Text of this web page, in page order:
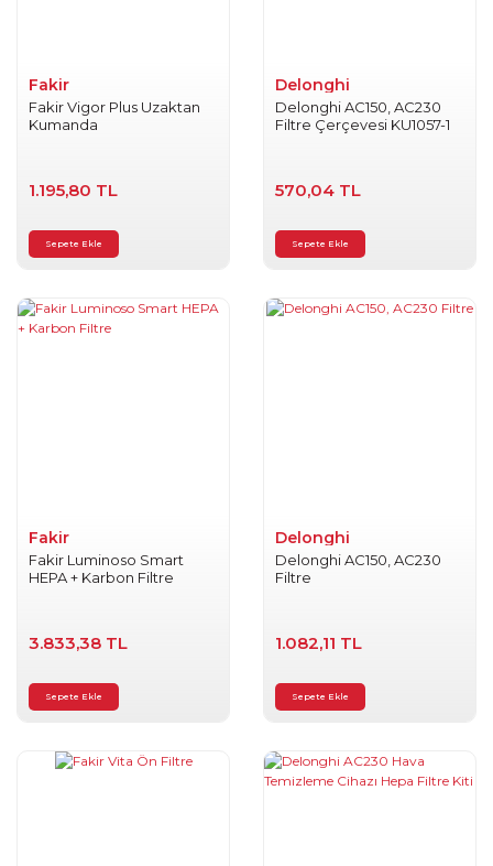
Fakir
Fakir Vigor Plus Uzaktan
Kumanda
1.195,80 TL
Sepete Ekle
Delonghi
Delonghi AC150, AC230
Filtre Çerçevesi KU1057-1
570,04 TL
Sepete Ekle
Fakir
Fakir Luminoso Smart
HEPA + Karbon Filtre
3.833,38 TL
Sepete Ekle
Delonghi
Delonghi AC150, AC230
Filtre
1.082,11 TL
Sepete Ekle